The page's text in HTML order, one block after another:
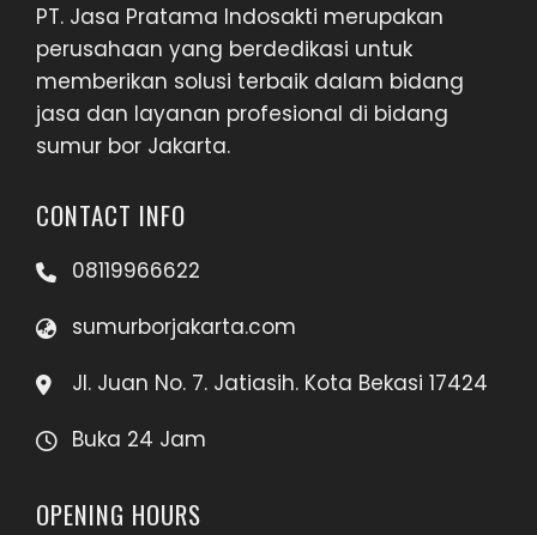
PT. Jasa Pratama Indosakti merupakan
perusahaan yang berdedikasi untuk
memberikan solusi terbaik dalam bidang
jasa dan layanan profesional di bidang
sumur bor Jakarta.
CONTACT INFO
08119966622
sumurborjakarta.com
Jl. Juan No. 7. Jatiasih. Kota Bekasi 17424
Buka 24 Jam
OPENING HOURS